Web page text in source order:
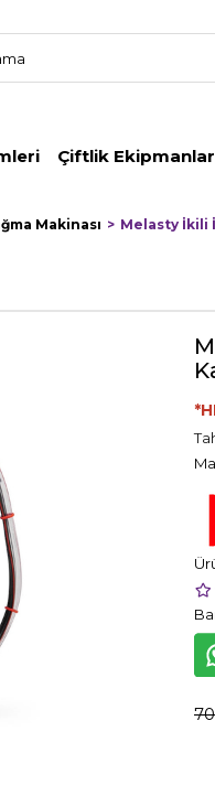
Çiftlik
Makinası Melasty İkili